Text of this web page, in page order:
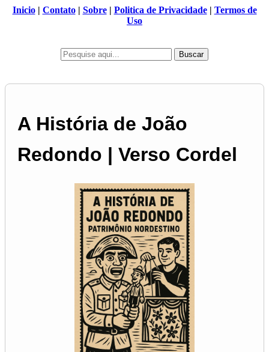
Inicio| Contato| Sobre| Politica de Privacidade| Termos de
Uso
Buscar
A História de João
Redondo | Verso Cordel